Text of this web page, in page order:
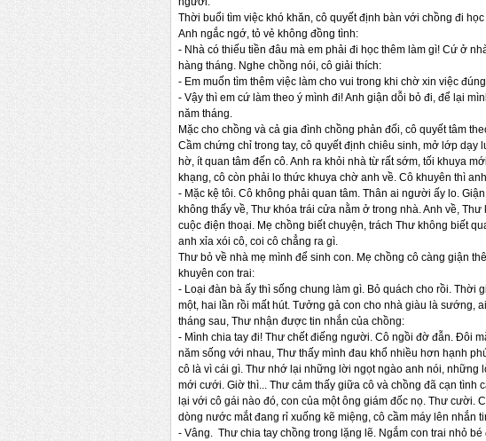
Thời buổi tìm việc khó khăn, cô quyết định bàn với chồng đi
Anh ngắc ngớ, tỏ vẻ không đồng tình:
- Nhà có thiếu tiền đâu mà em phải đi học thêm làm gì! Cứ ở
hàng tháng. Nghe chồng nói, cô giải thích:
- Em muốn tìm thêm việc làm cho vui trong khi chờ xin việc
- Vậy thì em cứ làm theo ý mình đi! Anh giận dỗi bỏ đi, để lại
năm tháng.
Mặc cho chồng và cả gia đình chồng phản đối, cô quyết tâm
Cầm chứng chỉ trong tay, cô quyết định chiêu sinh, mở lớp
hờ, ít quan tâm đến cô. Anh ra khỏi nhà từ rất sớm, tối khuya
khạng, cô còn phải lo thức khuya chờ anh về. Cô khuyên thì
- Mặc kệ tôi. Cô không phải quan tâm. Thân ai người ấy lo.
không thấy về, Thư khóa trái cửa nằm ở trong nhà. Anh về,
cuộc điện thoại. Mẹ chồng biết chuyện, trách Thư không biết
anh xỉa xói cô, coi cô chẳng ra gì.
Thư bỏ về nhà mẹ mình để sinh con. Mẹ chồng cô càng giận
khuyên con trai:
- Loại đàn bà ấy thì sống chung làm gì. Bỏ quách cho rồi.
một, hai lần rồi mất hút. Tưởng gả con cho nhà giàu là sướng,
tháng sau, Thư nhận được tin nhắn của chồng:
- Mình chia tay đi! Thư chết điếng người. Cô ngồi đờ đẫn. Đôi
năm sống với nhau, Thư thấy mình đau khổ nhiều hơn hạnh
cô là vì cái gì. Thư nhớ lại những lời ngọt ngào anh nói, những
mới cưới. Giờ thì... Thư cảm thấy giữa cô và chồng đã cạn tình
lại với cô gái nào đó, con của một ông giám đốc nọ. Thư cười.
dòng nước mắt đang rỉ xuống kẽ miệng, cô cầm máy lên nhắn
- Vâng. Thư chia tay chồng trong lặng lẽ. Ngắm con trai nhỏ